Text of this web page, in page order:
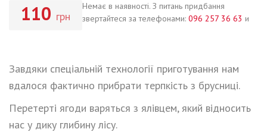
110 грн
Немає в наявності. З питань придбання
звертайтеся за телефонами: 096 257 36 63 и
Завдяки спеціальній технології приготування нам
вдалося фактично прибрати терпкість з брусниці.
Перетерті ягоди варяться з ялівцем, який відносить
нас у дику глибину лісу.